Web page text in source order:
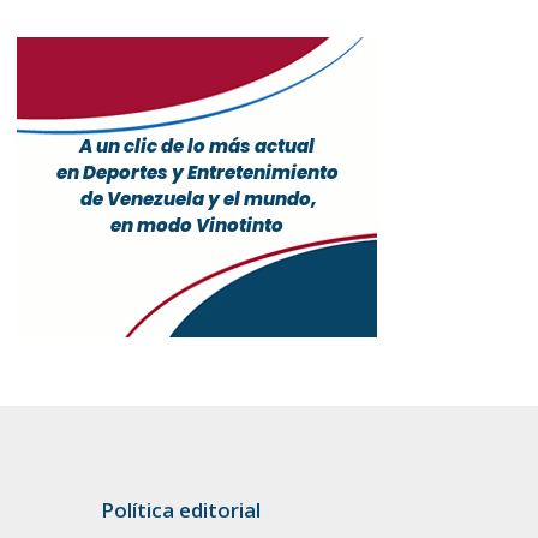
Política editorial